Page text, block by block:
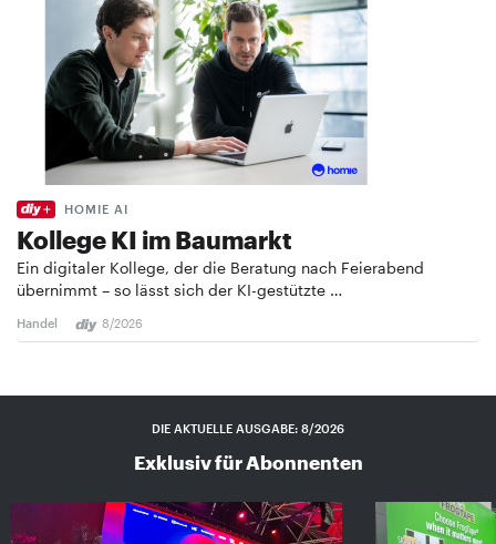
HOMIE AI
Kollege KI im Baumarkt
Ein digitaler Kollege, der die Beratung nach Feierabend
übernimmt – so lässt sich der KI-gestützte …
Handel 8/2026
DIE AKTUELLE AUSGABE: 8/2026
Exklusiv für Abonnenten